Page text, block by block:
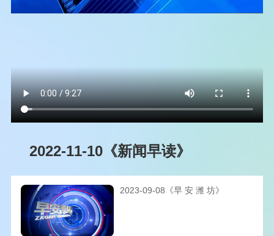
2022-11-10《新闻早读》
2023-09-08《早 安 潍 坊》